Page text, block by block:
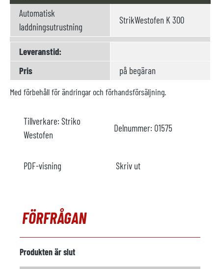
Automatisk
laddningsutrustning
StrikWestofen K 300
Leveranstid:
Pris
på begäran
Med förbehåll för ändringar och förhandsförsäljning.
Tillverkare: Striko
Westofen
Delnummer: O1575
PDF-visning Skriv ut
FÖRFRÅGAN
Produkten är slut